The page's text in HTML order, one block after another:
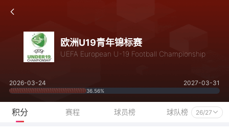
欧洲U19青年锦标赛
UEFA European U-19 Football Championship
2026-03-24 2027-03-31
36.56%
积分 赛程 球员榜 球队榜 26/27